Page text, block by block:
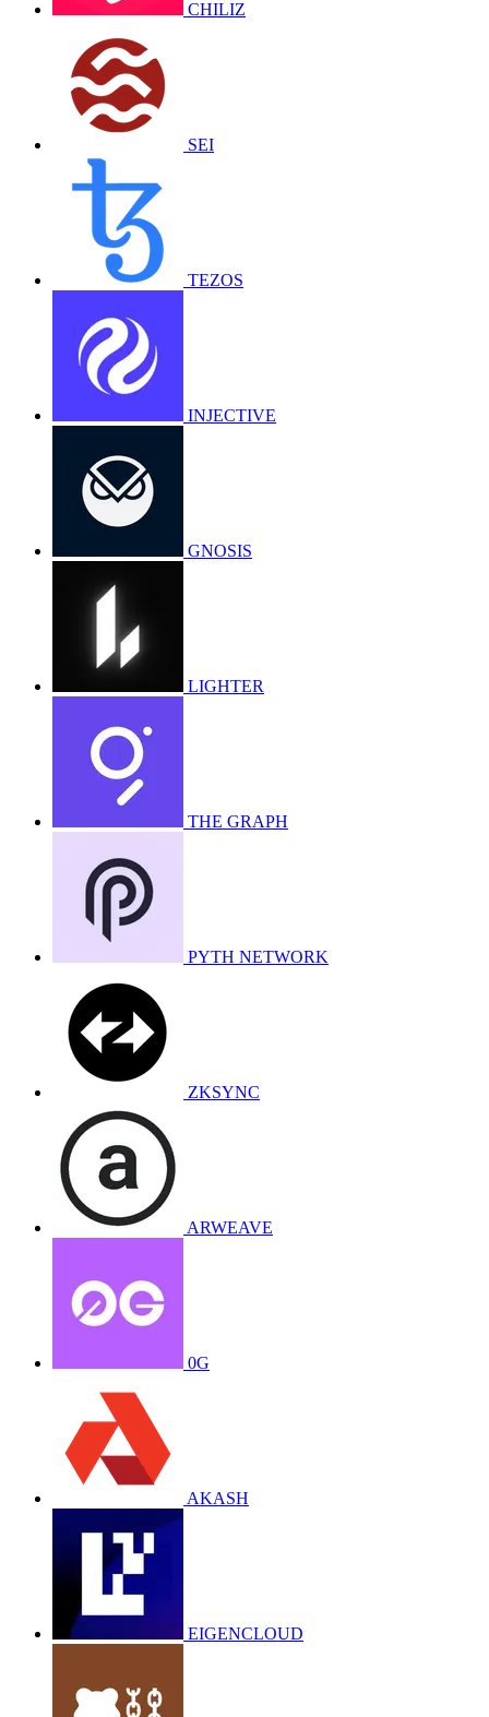
CHILIZ
SEI
TEZOS
INJECTIVE
GNOSIS
LIGHTER
THE GRAPH
PYTH NETWORK
ZKSYNC
ARWEAVE
0G
AKASH
EIGENCLOUD